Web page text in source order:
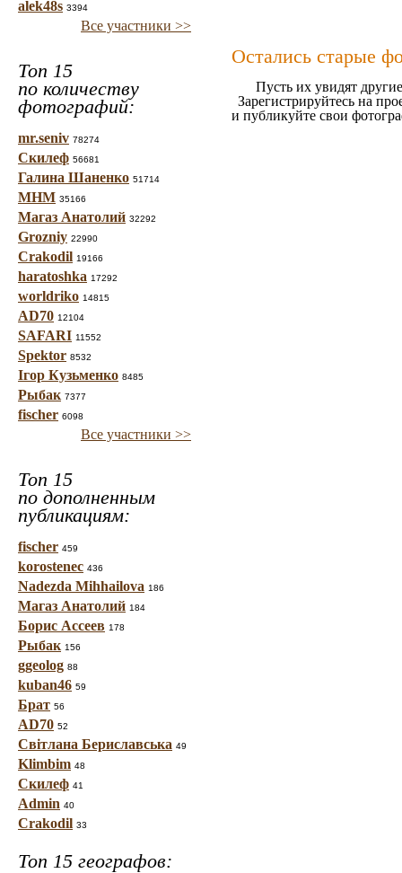
alek48s 3394
Все участники >>
Топ 15
по количеству
фотографий:
mr.seniv 78274
Скилеф 56681
Галина Шаненко 51714
МНМ 35166
Магаз Анатолий 32292
Grozniy 22990
Crakodil 19166
haratoshka 17292
worldriko 14815
AD70 12104
SAFARI 11552
Spektor 8532
Ігор Кузьменко 8485
Рыбак 7377
fischer 6098
Все участники >>
Топ 15
по дополненным
публикациям:
fischer 459
korostenec 436
Nadezda Mihhailova 186
Магаз Анатолий 184
Борис Ассеев 178
Рыбак 156
ggeolog 88
kuban46 59
Брат 56
AD70 52
Світлана Бериславська 49
Klimbim 48
Скилеф 41
Admin 40
Crakodil 33
Топ 15 географов:
Остались старые
Пусть их увидят
Зарегистрируйтесь на
и публикуйте свои